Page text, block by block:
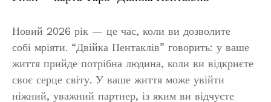
Новий 2026 рік — це час, коли ви дозволите
собі мріяти. “Двійка Пентаклів” говорить: у ваше
життя прийде потрібна людина, коли ви відкриєте
своє серце світу. У ваше життя може увійти
ніжний, уважний партнер, із яким ви відчуєте